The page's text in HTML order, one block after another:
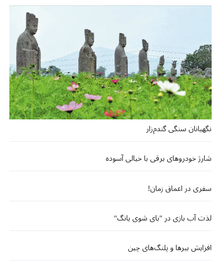
نگهبانان سنگی گندم‌زار
شارژ خودروهای برقی با خیالی آسوده
سفری در اعماق زمان!
لذت آب بازی در "بای شوی یانگ"
افزایش ببرها و پلنگ‌های چین